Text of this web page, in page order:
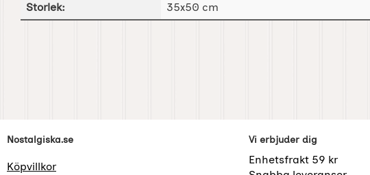
Storlek:
35x50 cm
Sidfot Blandad info och länkar
Nostalgiska.se
Köpvillkor
Vi erbjuder dig
Enhetsfrakt 59 kr